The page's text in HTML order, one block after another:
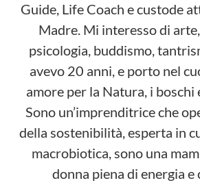
Guide, Life Coach e custode
Madre. Mi interesso di
psicologia, buddismo,
avevo 20 anni, e porto nel
amore per la Natura, i boschi
Sono un’imprenditrice che
della sostenibilità, esperta in
macrobiotica, sono una
donna piena di energia